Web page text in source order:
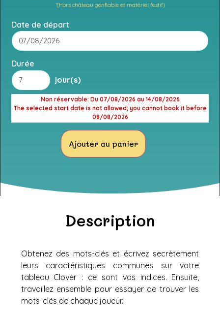
*(Hors château gonflable et matériel festif)
Date de départ
Durée
jour(s)
Non réservable: Du 07/08/2026 au 14/08/2026
The selected start date is not allowed; you cannot book it before
08/08/2026
Ajouter au panier
Description
Obtenez des mots-clés et écrivez secrètement
leurs caractéristiques communes sur votre
tableau Clover : ce sont vos indices. Ensuite,
travaillez ensemble pour essayer de trouver les
mots-clés de chaque joueur.